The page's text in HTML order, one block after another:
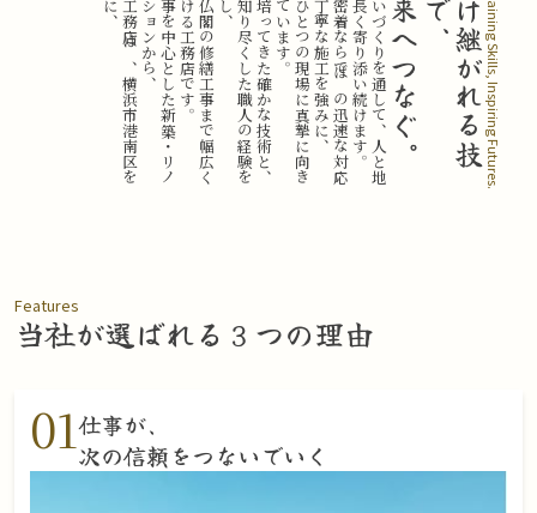
海
藤
工
務
店
は
、
横
浜
市
港
南
区
を
拠
点
に木
工
事
を
中
心
と
し
た
新
築
・
リ
ノ
ベ
ー
シ
ョ
ン
か
ら
、 神
社
仏
閣
の
修
繕
工
事
ま
で
幅
広
く
手
掛
け
る
工
務
店
で
す
。 長
年
培
っ
て
き
た
確
か
な
技
術
と
、
木
を
知
り
尽
く
し
た
職
人
の
経
験
を
活
か
し一
つ
ひ
と
つ
の
現
場
に
真
摯
に
向
き
合
っ
て
い
ま
す地
域
密
着
な
ら
で
は
の
迅
速
な
対
応
力
と
丁
寧
な
施
工
を
強
み
に
、 住
ま
い
づ
く
り
を
通
し
て
、
人
と
地
域
に
長
く
寄
り
添
い
続
け
ま
す
。 Sustaining Skills, Inspiring Futures.
受
け
継
が
れ
る
技
術
で
未来へつなぐ。
当社が選ばれる ３つの理由
Features
01仕事が、
次の信頼をつないでいく